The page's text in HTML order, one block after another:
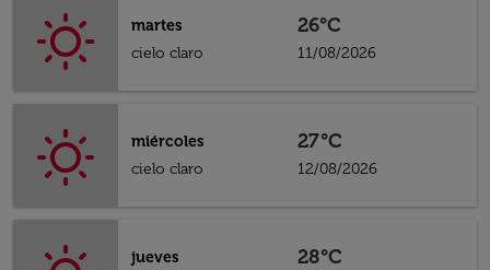
martes
cielo claro
26°C
11/08/2026
miércoles
cielo claro
27°C
12/08/2026
jueves
28°C